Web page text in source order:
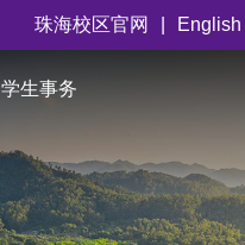
珠海校区官网 | English
学生事务